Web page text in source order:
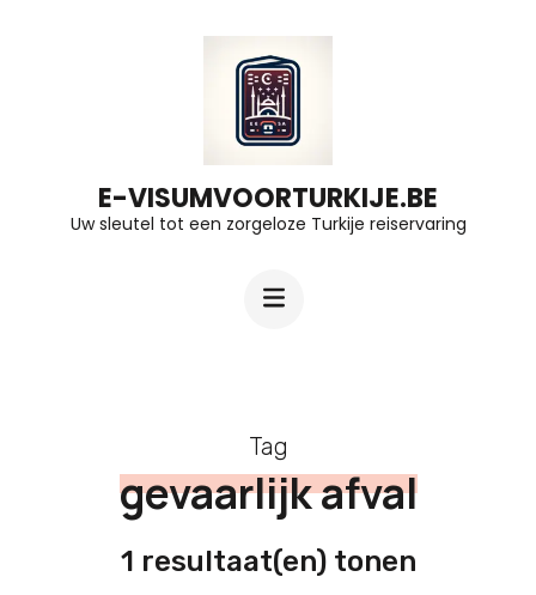
E-VISUMVOORTURKIJE.BE
Uw sleutel tot een zorgeloze Turkije reiservaring
Tag
gevaarlijk afval
1 resultaat(en) tonen